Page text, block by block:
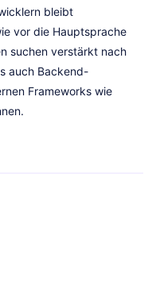
bleibt
vor die Hauptsprache
suchen verstärkt nach
auch Backend-
Frameworks wie